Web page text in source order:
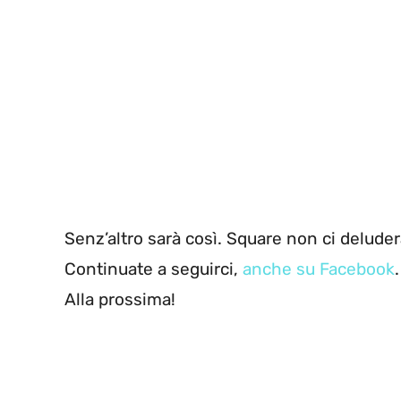
Senz’altro sarà così. Square non ci
Continuate a seguirci, anche su Facebook.
Alla prossima!